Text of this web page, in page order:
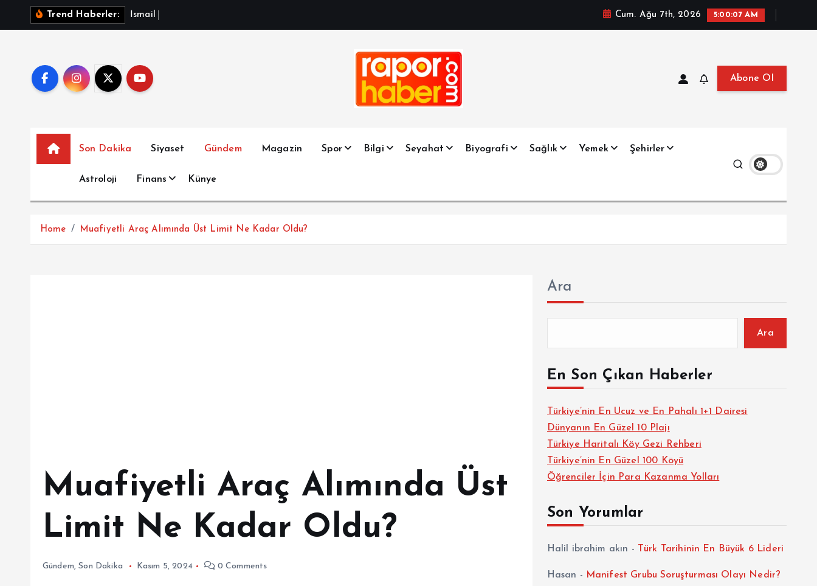
Trend Haberler: sma i Cum. Ağu 7th, 2026 5:00:08 AM
Abone Ol
Son Dakika Siyaset Gündem Magazin Spor Bilgi Seyahat Biyografi Sağlık Yemek Şehirler
Astroloji Finans Künye
Home Muafiyetli Araç Alımında Üst Limit Ne Kadar Oldu?
Muafiyetli Araç Alımında Üst
Limit Ne Kadar Oldu?
Gündem,Son Dakika Kasım 5, 2024 0 Comments
Ara
Ara
En Son Çıkan Haberler
Türkiye’nin En Ucuz ve En Pahalı 1+1 Dairesi
Dünyanın En Güzel 10 Plajı
Türkiye Haritalı Köy Gezi Rehberi
Türkiye’nin En Güzel 100 Köyü
Öğrenciler İçin Para Kazanma Yolları
Son Yorumlar
Halil ibrahim akın - Türk Tarihinin En Büyük 6 Lideri
Hasan - Manifest Grubu Soruşturması Olayı Nedir?